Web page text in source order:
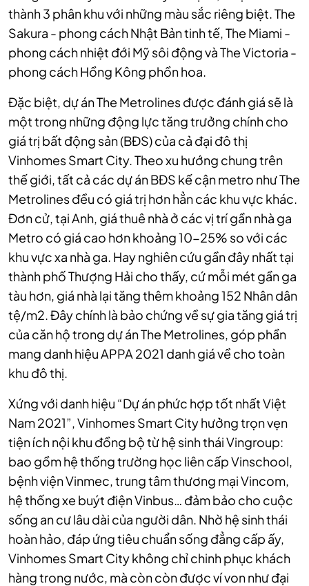
thành 3 phân khu với những màu sắc riêng biệt. The
Sakura - phong cách Nhật Bản tinh tế, The Miami -
phong cách nhiệt đới Mỹ sôi động và The Victoria -
phong cách Hồng Kông phồn hoa.
Đặc biệt, dự án The Metrolines được đánh giá sẽ là
một trong những động lực tăng trưởng chính cho
giá trị bất động sản (BĐS) của cả đại đô thị
Vinhomes Smart City. Theo xu hướng chung trên
thế giới, tất cả các dự án BĐS kế cận metro như The
Metrolines đều có giá trị hơn hẳn các khu vực khác.
Đơn cử, tại Anh, giá thuê nhà ở các vị trí gần nhà ga
Metro có giá cao hơn khoảng 10-25% so với các
khu vực xa nhà ga. Hay nghiên cứu gần đây nhất tại
thành phố Thượng Hải cho thấy, cứ mỗi mét gần ga
tàu hơn, giá nhà lại tăng thêm khoảng 152 Nhân dân
tệ/m2. Đây chính là bảo chứng về sự gia tăng giá trị
của căn hộ trong dự án The Metrolines, góp phần
mang danh hiệu APPA 2021 danh giá về cho toàn
khu đô thị.
Xứng với danh hiệu “Dự án phức hợp tốt nhất Việt
Nam 2021”, Vinhomes Smart City hưởng trọn vẹn
tiện ích nội khu đồng bộ từ hệ sinh thái Vingroup:
bao gồm hệ thống trường học liên cấp Vinschool,
bệnh viện Vinmec, trung tâm thương mại Vincom,
hệ thống xe buýt điện Vinbus… đảm bảo cho cuộc
sống an cư lâu dài của người dân. Nhờ hệ sinh thái
hoàn hảo, đáp ứng tiêu chuẩn sống đẳng cấp ấy,
Vinhomes Smart City không chỉ chinh phục khách
hàng trong nước, mà còn còn được ví von như đại